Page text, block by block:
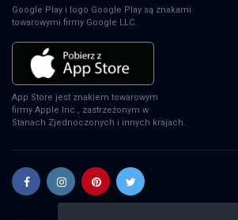
Google Play i logo Google Play są znakami
towarowymi firmy Google LLC.
App Store jest znakiem towarowym
firmy Apple Inc., zastrzeżonym w
Stanach Zjednoczonych i innych krajach.